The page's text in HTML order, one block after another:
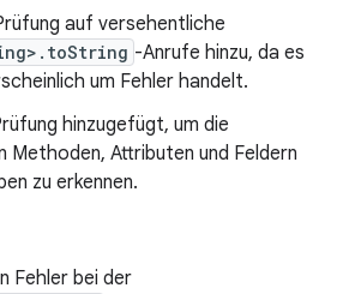
auf versehentliche
-Anrufe hinzu, da es
um Fehler handelt.
hinzugefügt, um die
Methoden, Attributen und Feldern
zu erkennen.
Fehler bei der